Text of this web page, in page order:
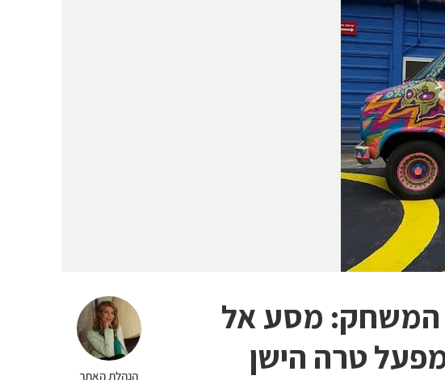
הנהלת האתר
המשחק: מסע אל
טרה הישן